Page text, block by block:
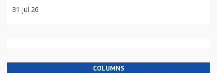
31 jul 26
COLUMNS